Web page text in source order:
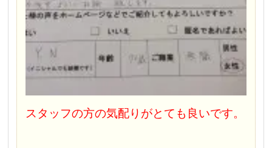
スタッフの方の気配りがとても良いです。